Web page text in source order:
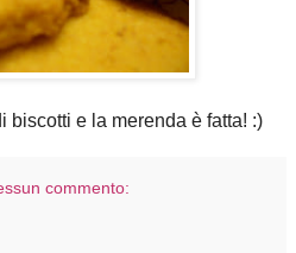
biscotti e la merenda è fatta! :)
commento: